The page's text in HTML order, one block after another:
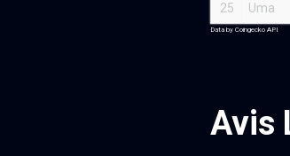
25 Uma
Data by Coingecko API
Avis